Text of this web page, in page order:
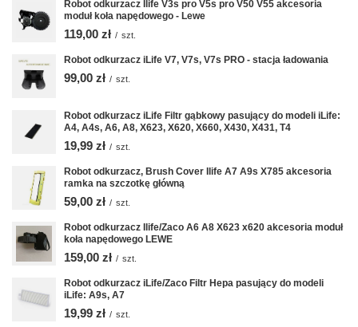
Robot odkurzacz Ilife V3s pro V5s pro V50 V55 akcesoria
moduł koła napędowego - Lewe
119,00 zł / szt.
Robot odkurzacz iLife V7, V7s, V7s PRO - stacja ładowania
99,00 zł / szt.
Robot odkurzacz iLife Filtr gąbkowy pasujący do modeli iLife:
A4, A4s, A6, A8, X623, X620, X660, X430, X431, T4
19,99 zł / szt.
Robot odkurzacz, Brush Cover Ilife A7 A9s X785 akcesoria
ramka na szczotkę główną
59,00 zł / szt.
Robot odkurzacz Ilife/Zaco A6 A8 X623 x620 akcesoria moduł
koła napędowego LEWE
159,00 zł / szt.
Robot odkurzacz iLife/Zaco Filtr Hepa pasujący do modeli
iLife: A9s, A7
19,99 zł / szt.